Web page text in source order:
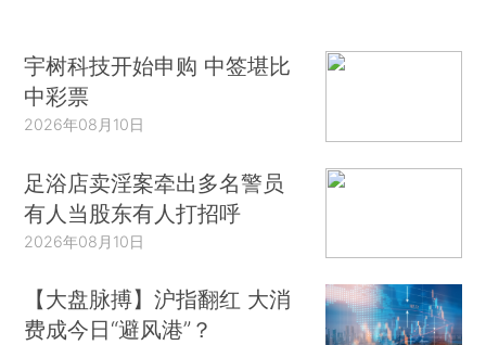
宇树科技开始申购 中签堪比
中彩票
2026年08月10日
足浴店卖淫案牵出多名警员
有人当股东有人打招呼
2026年08月10日
【大盘脉搏】沪指翻红 大消
费成今日“避风港”？